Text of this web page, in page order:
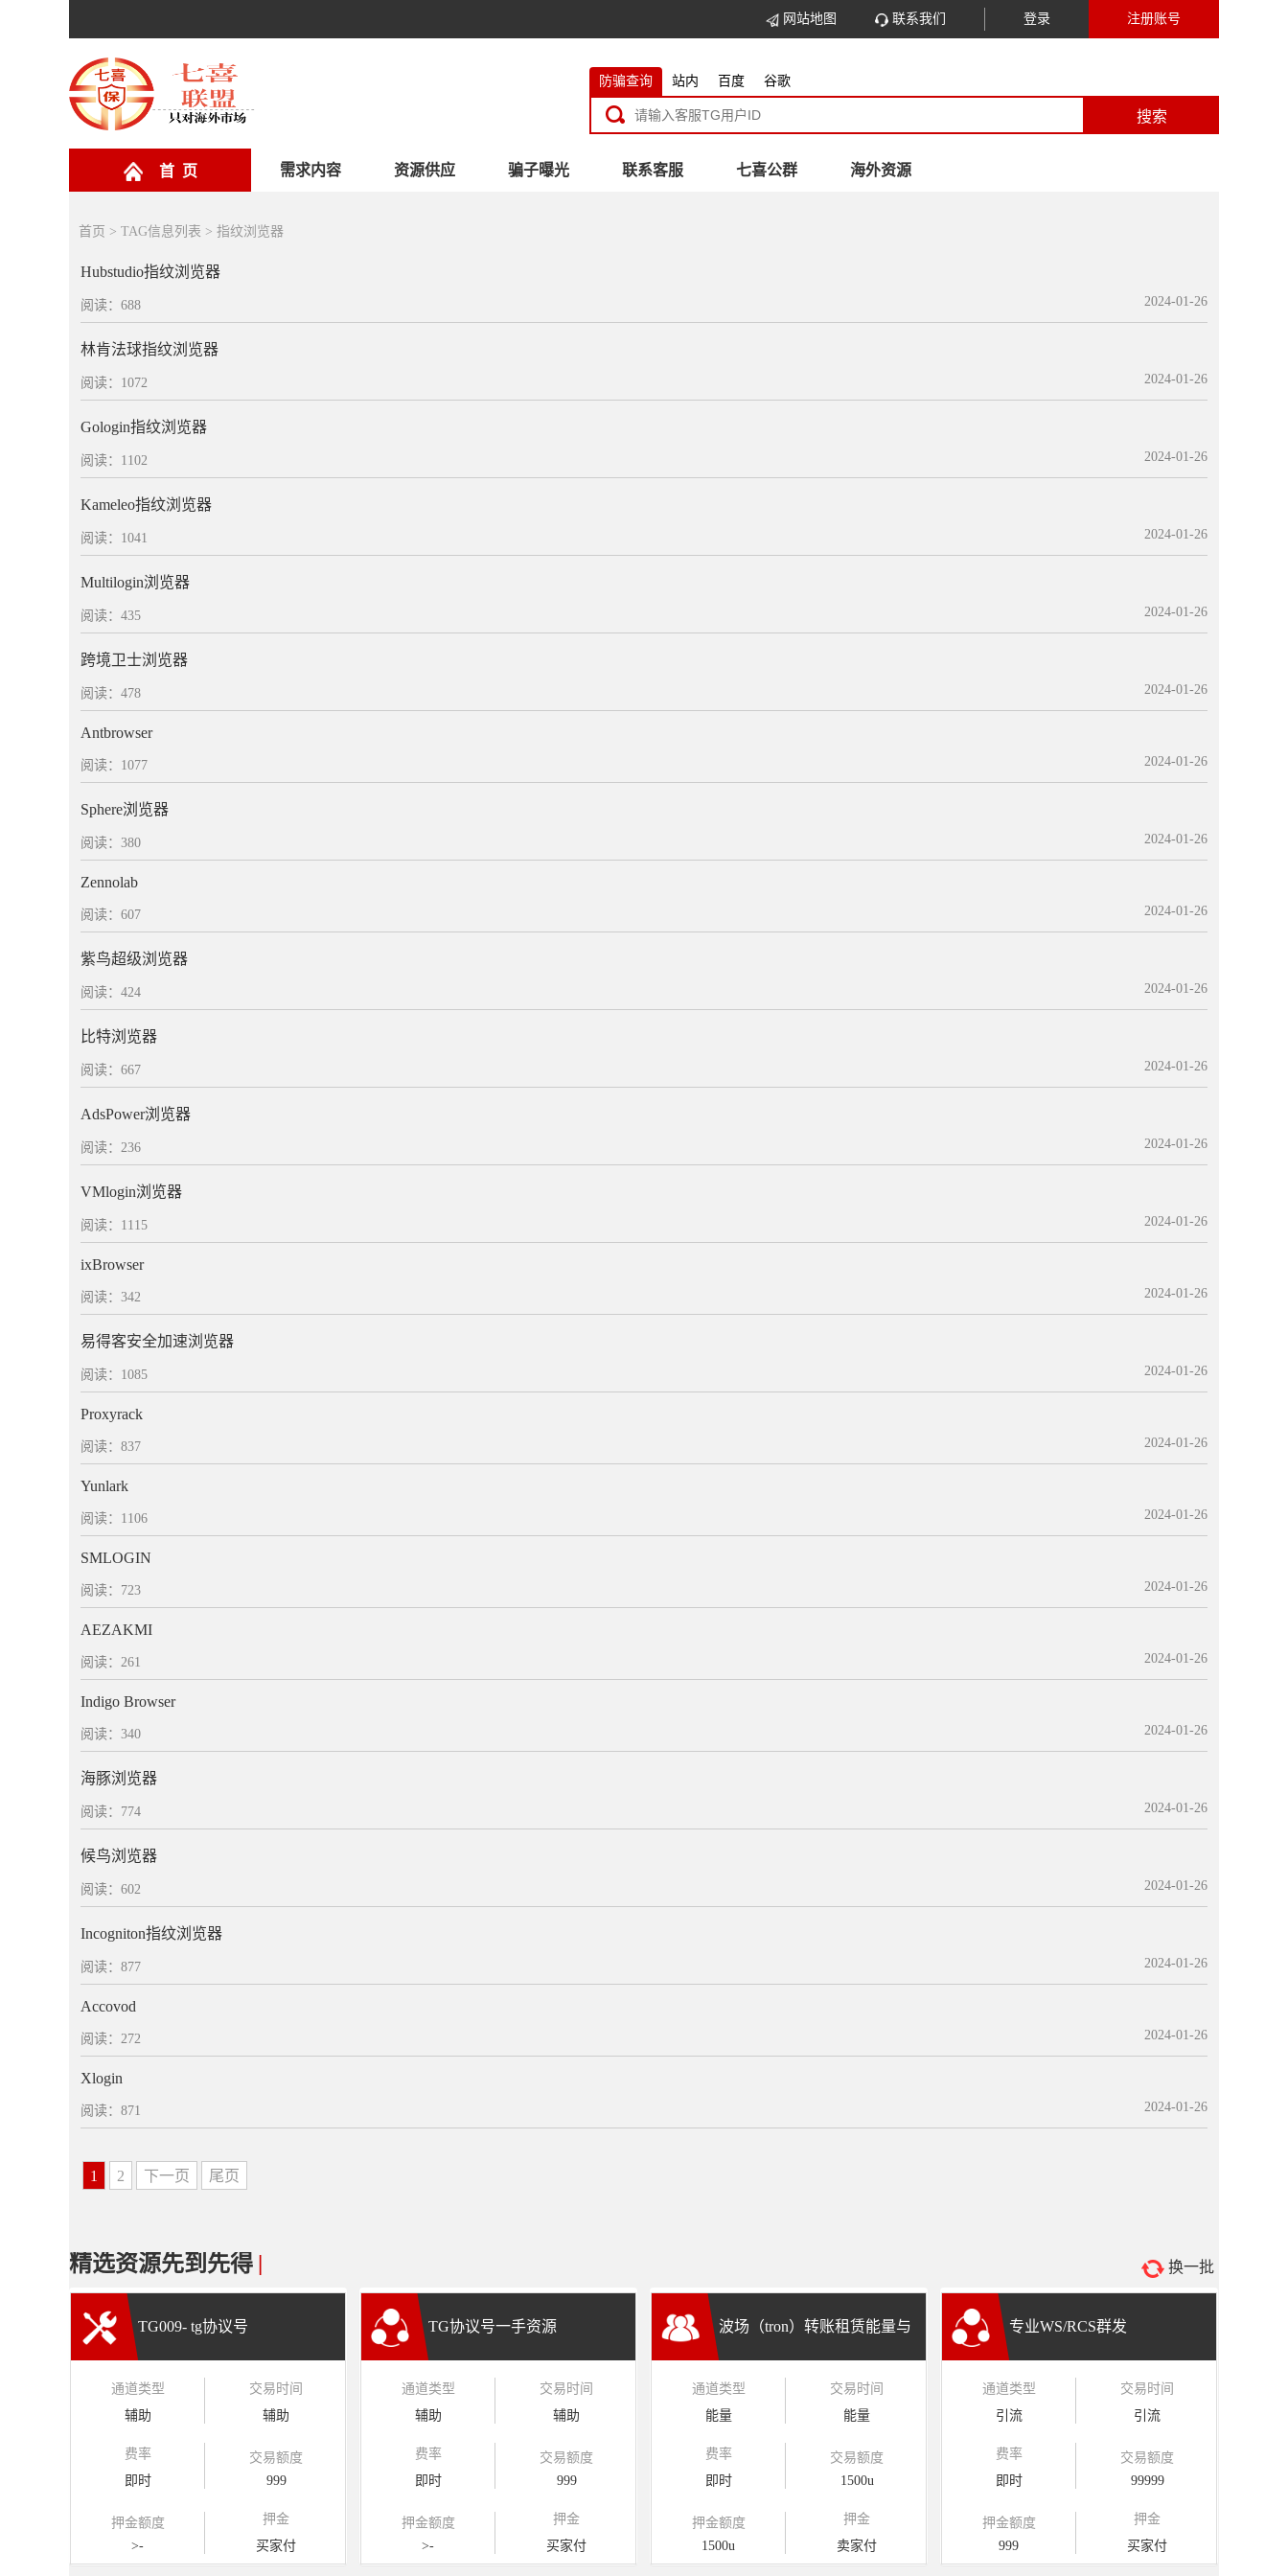
注册账号
登录
联系我们
网站地图
防骗查询 站内 百度 谷歌
搜索
首 页 需求内容 资源供应 骗子曝光 联系客服 七喜公群 海外资源
首页 > TAG信息列表 > 指纹浏览器
Hubstudio指纹浏览器
阅读：688 2024-01-26
林肯法球指纹浏览器
阅读：1072 2024-01-26
Gologin指纹浏览器
阅读：1102 2024-01-26
Kameleo指纹浏览器
阅读：1041 2024-01-26
Multilogin浏览器
阅读：435 2024-01-26
跨境卫士浏览器
阅读：478 2024-01-26
Antbrowser
阅读：1077 2024-01-26
Sphere浏览器
阅读：380 2024-01-26
Zennolab
阅读：607 2024-01-26
紫鸟超级浏览器
阅读：424 2024-01-26
比特浏览器
阅读：667 2024-01-26
AdsPower浏览器
阅读：236 2024-01-26
VMlogin浏览器
阅读：1115 2024-01-26
ixBrowser
阅读：342 2024-01-26
易得客安全加速浏览器
阅读：1085 2024-01-26
Proxyrack
阅读：837 2024-01-26
Yunlark
阅读：1106 2024-01-26
SMLOGIN
阅读：723 2024-01-26
AEZAKMI
阅读：261 2024-01-26
Indigo Browser
阅读：340 2024-01-26
海豚浏览器
阅读：774 2024-01-26
候鸟浏览器
阅读：602 2024-01-26
Incogniton指纹浏览器
阅读：877 2024-01-26
Accovod
阅读：272 2024-01-26
Xlogin
阅读：871 2024-01-26
1 2 下一页 尾页
精选资源先到先得 | 换一批
TG009- tg协议号
通道类型
辅助
交易时间
辅助
费率
即时
交易额度
999
押金额度
>-
押金
买家付
TG协议号一手资源
通道类型
辅助
交易时间
辅助
费率
即时
交易额度
999
押金额度
>-
押金
买家付
波场（tron）转账租赁能量与
通道类型
能量
交易时间
能量
费率
即时
交易额度
1500u
押金额度
1500u
押金
卖家付
专业WS/RCS群发
通道类型
引流
交易时间
引流
费率
即时
交易额度
99999
押金额度
999
押金
买家付